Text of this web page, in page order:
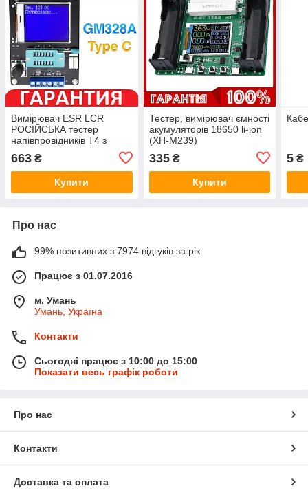
Вимірювач ESR LCR
РОСІЙСЬКА тестер
напівпровідників Т4 з
ПРОШИВКОЮ 1.12 k
663 ₴
Купити
Тестер, вимірювач ємності
акумуляторів 18650 li-ion
(XH-M239)
335₴
Купити
5 ₴
Про нас
99% позитивних з 7974 відгуків за рік
Працює з 01.07.2016
м. Умань
Умань, Україна
Контакти
Сьогодні працює з 10:00 до 15:00
Показати весь графік роботи
Про нас
Контакти
Доставка та оплата